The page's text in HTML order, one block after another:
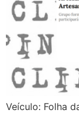
Veículo: Folha